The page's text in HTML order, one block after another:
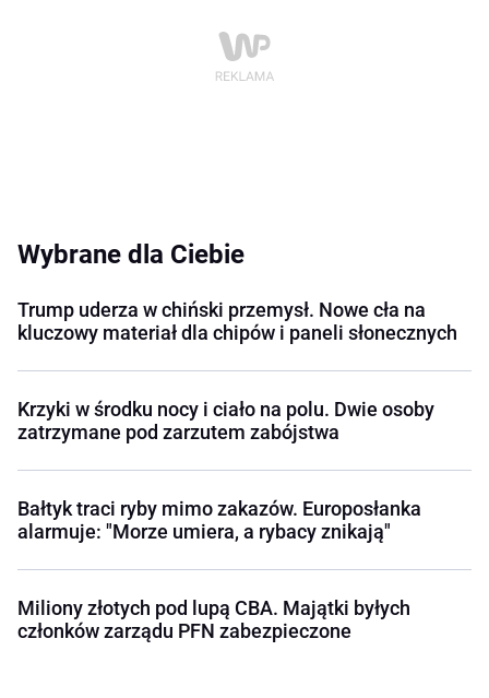
Wybrane dla Ciebie
Trump uderza w chiński przemysł. Nowe cła na
kluczowy materiał dla chipów i paneli słonecznych
Krzyki w środku nocy i ciało na polu. Dwie osoby
zatrzymane pod zarzutem zabójstwa
Bałtyk traci ryby mimo zakazów. Europosłanka
alarmuje: "Morze umiera, a rybacy znikają"
Miliony złotych pod lupą CBA. Majątki byłych
członków zarządu PFN zabezpieczone